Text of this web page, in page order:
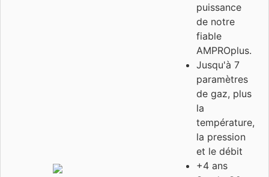
puissance
de notre
fiable
AMPROplus.
Jusqu'à 7
paramètres
de gaz, plus
la
température,
la pression
et le débit
+4 ans